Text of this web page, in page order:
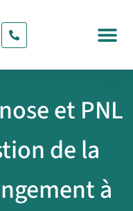
et PNL
de la
à